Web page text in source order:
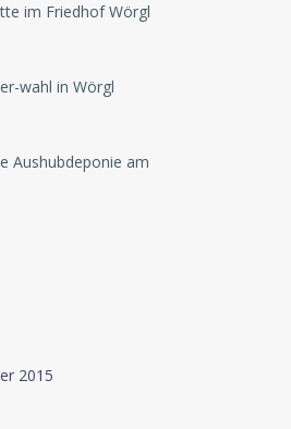
im Friedhof Wörgl
wahl in Wörgl
Aushubdeponie am
2015